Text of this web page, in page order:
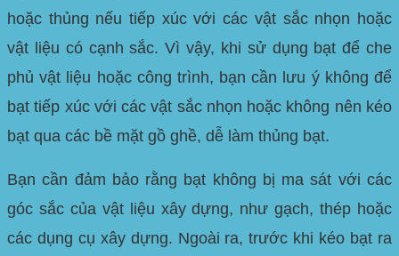
hoặc thủng nếu tiếp xúc với các vật sắc nhọn hoặc
vật liệu có cạnh sắc. Vì vậy, khi sử dụng bạt để che
phủ vật liệu hoặc công trình, bạn cần lưu ý không để
bạt tiếp xúc với các vật sắc nhọn hoặc không nên kéo
bạt qua các bề mặt gồ ghề, dễ làm thủng bạt.
Bạn cần đảm bảo rằng bạt không bị ma sát với các
góc sắc của vật liệu xây dựng, như gạch, thép hoặc
các dụng cụ xây dựng. Ngoài ra, trước khi kéo bạt ra